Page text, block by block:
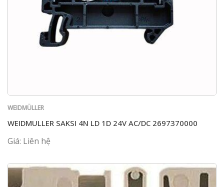
WEIDMÜLLER
WEIDMULLER SAKSI 4N LD 1D 24V AC/DC 2697370000
Giá: Liên hệ